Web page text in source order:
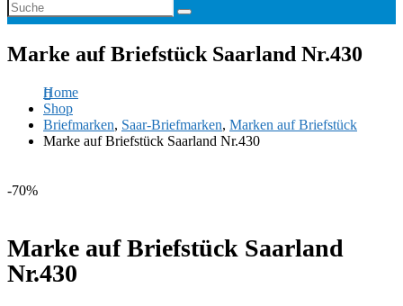
Marke auf Briefstück Saarland Nr.430
Home
Shop
Briefmarken, Saar-Briefmarken, Marken auf Briefstück
Marke auf Briefstück Saarland Nr.430
-70%
Marke auf Briefstück Saarland
Nr.430